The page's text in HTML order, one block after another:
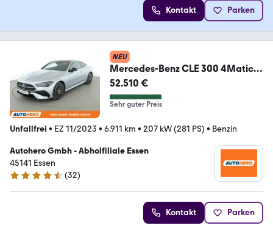
Kontakt Parken
NEU
Mercedes-Benz CLE 300 4Matic
AMG Line Premium
Aut.*NAVI*LED*
52.510 €
Sehr guter Preis
Unfallfrei • EZ 11/2023 • 6.911 km • 207 kW (281 PS) • Benzin
Autohero Gmbh - Abholfiliale Essen
45141 Essen
4.7 Sterne
(32)
Kontakt Parken